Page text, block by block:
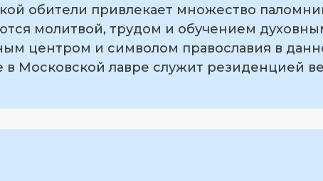
обители привлекает множество
молитвой, трудом и обучением
центром и символом православия в
Московской лавре служит резиденцией